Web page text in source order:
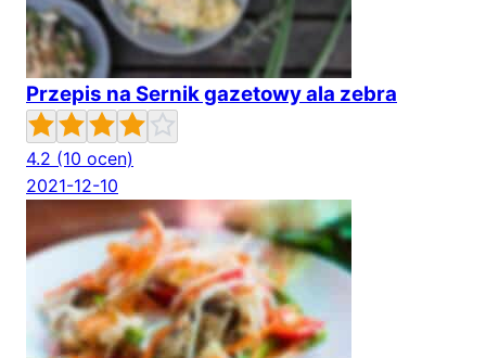
Przepis na Sernik gazetowy ala zebra
4.2 (10 ocen)
2021-12-10